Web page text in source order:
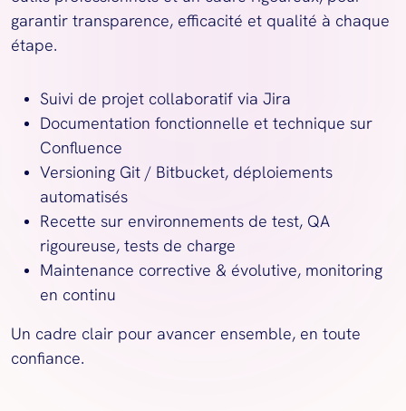
garantir transparence, efficacité et qualité à chaque
étape.
Suivi de projet collaboratif via Jira
Documentation fonctionnelle et technique sur
Confluence
Versioning Git / Bitbucket, déploiements
automatisés
Recette sur environnements de test, QA
rigoureuse, tests de charge
Maintenance corrective & évolutive, monitoring
en continu
Un cadre clair pour avancer ensemble, en toute
confiance.